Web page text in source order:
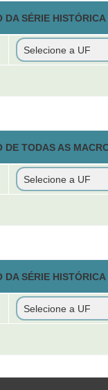
SÉRIE
TODAS AS
SÉRIE